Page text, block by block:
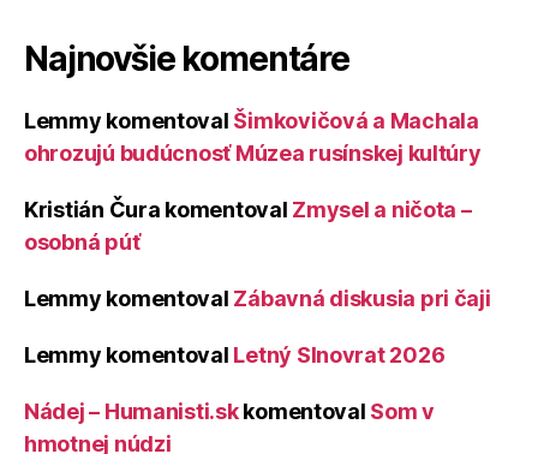
Najnovšie komentáre
Lemmy komentoval Šimkovičová a Machala
ohrozujú budúcnosť Múzea rusínskej kultúry
Kristián Čura komentoval Zmysel a ničota –
osobná púť
Lemmy komentoval Zábavná diskusia pri čaji
Lemmy komentoval Letný Slnovrat 2026
Nádej – Humanisti.skkomentoval Som v
hmotnej núdzi